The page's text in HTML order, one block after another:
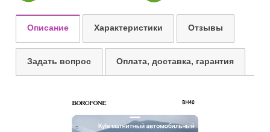
Описание Характеристики Отзывы
Задать вопрос Оплата, доставка, гарантия